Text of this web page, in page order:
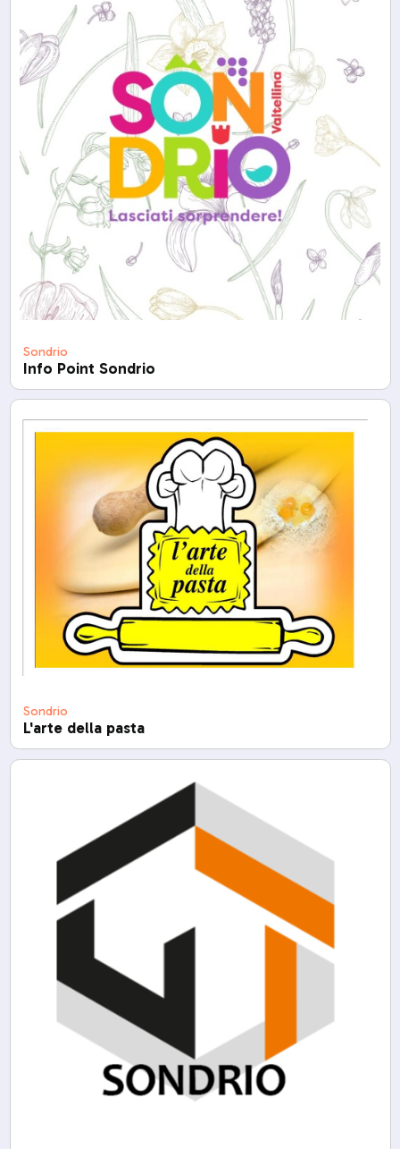
Sondrio
Info Point Sondrio
Sondrio
L'arte della pasta